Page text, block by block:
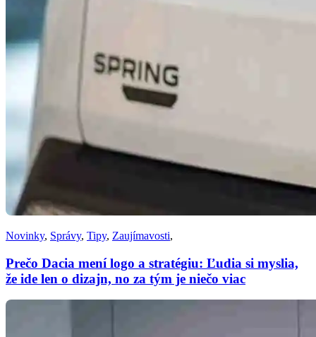
Novinky, Správy, Tipy, Zaujímavosti,
Prečo Dacia mení logo a stratégiu: Ľudia si myslia,
že ide len o dizajn, no za tým je niečo viac